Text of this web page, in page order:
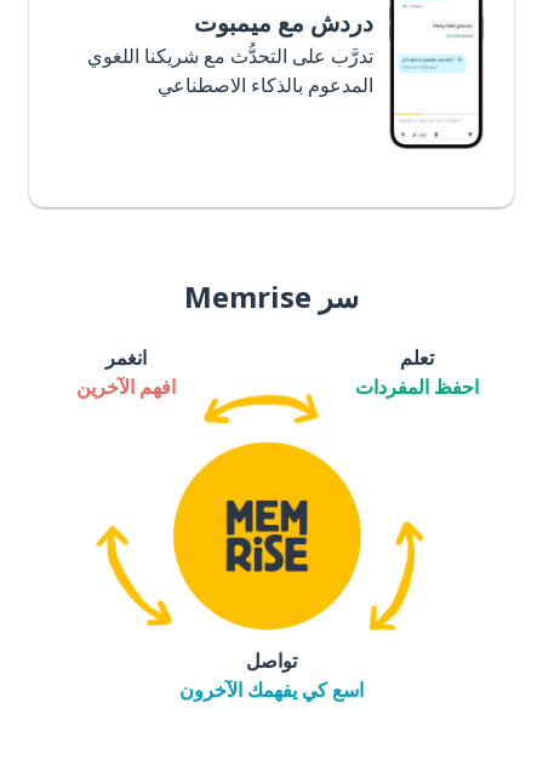
دردش مع ميمبوت
تدرَّب على التحدُّث مع شريكنا اللغوي
المدعوم بالذكاء الاصطناعي
سر Memrise
تعلم
احفظ المفردات
انغمر
افهم الآخرين
تواصل
اسع كي يفهمك الآخرون